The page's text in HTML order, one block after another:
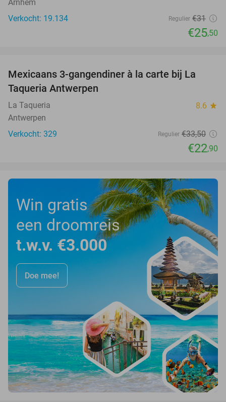
Arnhem
Verkocht: 19.134
Regulier €31
€25,50
32%
Mexicaans 3-gangendiner à la carte bij La
Taqueria Antwerpen
La Taqueria 8.6 star
Antwerpen
Verkocht: 329
Regulier €33,50
€22,90
Win gratis
een droomreis
t.w.v. €3.000
Doe mee!